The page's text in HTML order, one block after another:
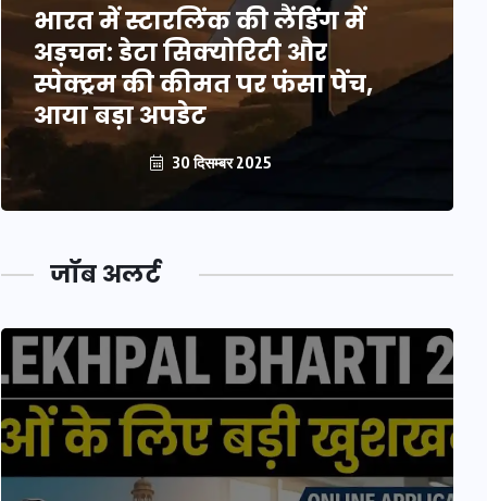
भारत में स्टारलिंक की लैंडिंग में
अड़चन: डेटा सिक्योरिटी और
स्पेक्ट्रम की कीमत पर फंसा पेंच,
आया बड़ा अपडेट
30 दिसम्बर 2025
जॉब अलर्ट